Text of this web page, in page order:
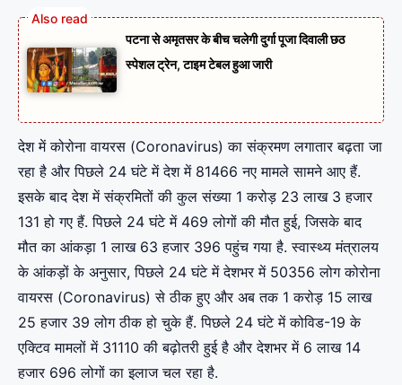
पटना से अमृतसर के बीच चलेगी दुर्गा पूजा दिवाली छठ
स्पेशल ट्रेन, टाइम टेबल हुआ जारी
देश में कोरोना वायरस (Coronavirus) का संक्रमण लगातार बढ़ता जा
रहा है और पिछले 24 घंटे में देश में 81466 नए मामले सामने आए हैं.
इसके बाद देश में संक्रमितों की कुल संख्या 1 करोड़ 23 लाख 3 हजार
131 हो गए हैं. पिछले 24 घंटे में 469 लोगों की मौत हुई, जिसके बाद
मौत का आंकड़ा 1 लाख 63 हजार 396 पहुंच गया है. स्वास्थ्य मंत्रालय
के आंकड़ों के अनुसार, पिछले 24 घंटे में देशभर में 50356 लोग कोरोना
वायरस (Coronavirus) से ठीक हुए और अब तक 1 करोड़ 15 लाख
25 हजार 39 लोग ठीक हो चुके हैं. पिछले 24 घंटे में कोविड-19 के
एक्टिव मामलों में 31110 की बढ़ोतरी हुई है और देशभर में 6 लाख 14
हजार 696 लोगों का इलाज चल रहा है.